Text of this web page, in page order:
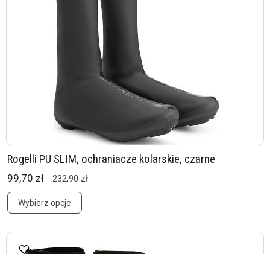
Rogelli PU SLIM, ochraniacze kolarskie, czarne
99,70 zł 232,90 zł
Wybierz opcje